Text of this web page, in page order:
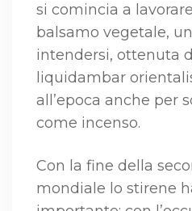
si comincia a
balsamo vegetale,
intendersi, ottenuta
liquidambar
all’epoca anche per
come incenso.
Con la fine della
mondiale lo stirene